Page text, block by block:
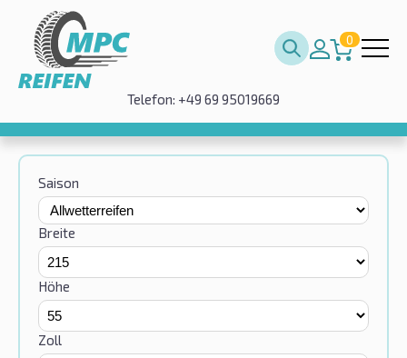
0
Telefon: +49 69 95019669
Saison
Breite
Höhe
Zoll